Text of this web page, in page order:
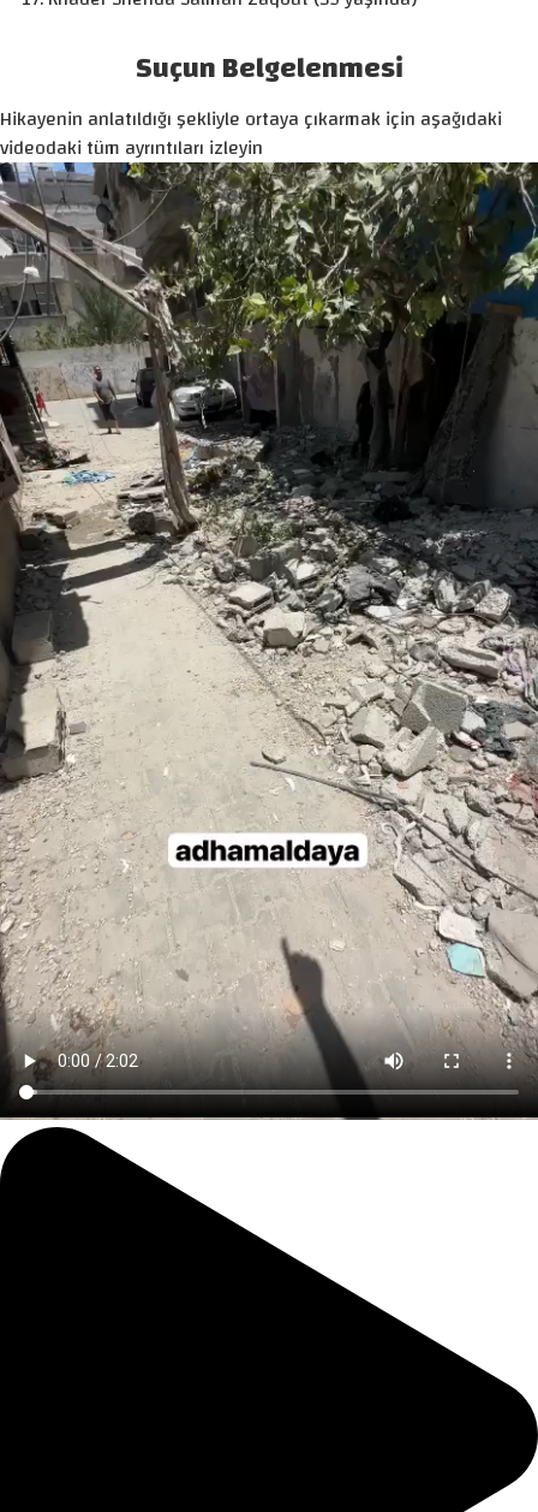
Suçun Belgelenmesi
Hikayenin anlatıldığı şekliyle ortaya çıkarmak için aşağıdaki
videodaki tüm ayrıntıları izleyin